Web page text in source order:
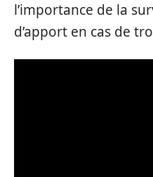
l’importance de la
d’apport en cas de